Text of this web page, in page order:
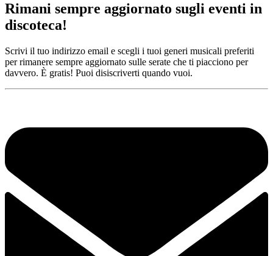
Rimani sempre aggiornato sugli eventi in
discoteca!
Scrivi il tuo indirizzo email e scegli i tuoi generi musicali preferiti
per rimanere sempre aggiornato sulle serate che ti piacciono per
davvero. È gratis! Puoi disiscriverti quando vuoi.